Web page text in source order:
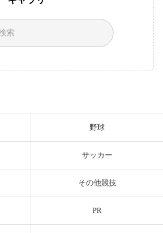
野球
サッカー
その他競技
PR